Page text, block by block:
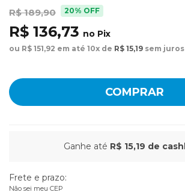
R$ 189,90 20% OFF
R$ 136,73 no Pix
ou R$ 151,92 em até 10x de R$ 15,19 sem juros
COMPRAR
Ganhe até R$ 15,19 de
Frete e prazo:
Não sei meu CEP